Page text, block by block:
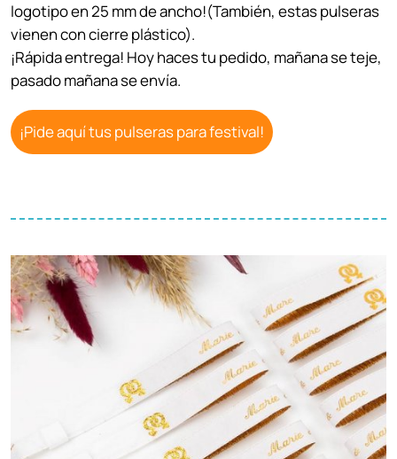
logotipo en 25 mm de ancho!(También, estas pulseras
vienen con cierre plástico).
¡Rápida entrega! Hoy haces tu pedido, mañana se teje,
pasado mañana se envía.
¡Pide aquí tus pulseras para festival!